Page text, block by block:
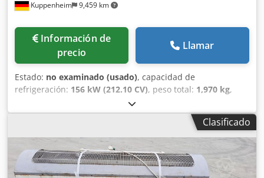
Kuppenheim 9,459 km
Información de
precio
Llamar
Estado: no examinado (usado), capacidad de
refrigeración: 156 kW (212.10 CV), peso total: 1,970 kg,
Más detalles en la placa de características. Disponibilidad
en mayores cantidades. También disponible en 80 kW.
Clasificado